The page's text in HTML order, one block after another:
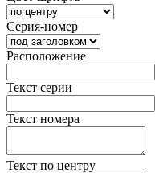
Серия-номер
Расположение
Текст серии
Текст номера
Текст по центру